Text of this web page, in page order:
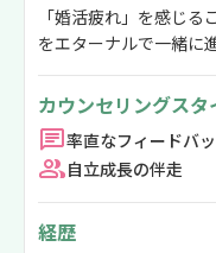
「婚活疲れ」を感じ
をエターナルで一緒に
カウンセリングスタ
率直なフィードバ
自立成長の伴走
経歴